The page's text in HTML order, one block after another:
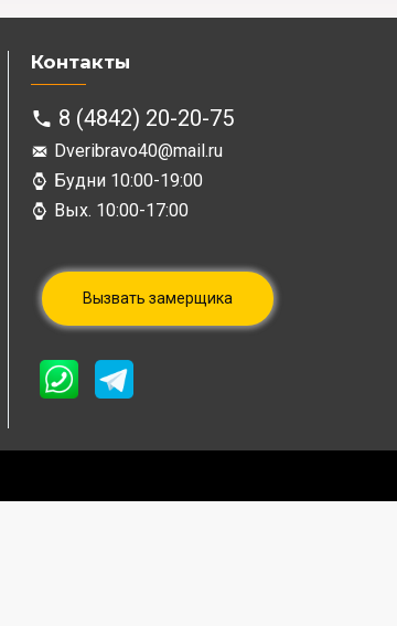
Контакты
8 (4842) 20-20-75
Dveribravo40@mail.ru
Будни 10:00-19:00
Вых. 10:00-17:00
Вызвать замерщика